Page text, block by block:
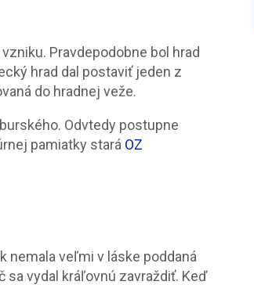
Pravdepodobne bol hrad
hrad dal postaviť jeden z
do hradnej veže.
Odvtedy postupne
pamiatky stará OZ
nemala veľmi v láske poddaná
sa vydal kráľovnú zavraždiť. Keď